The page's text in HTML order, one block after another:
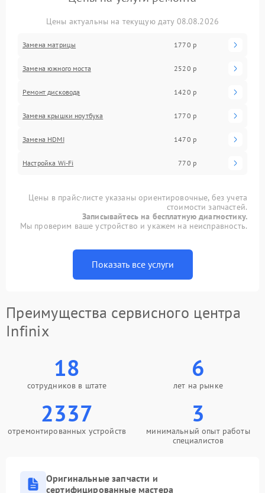
Цены актуальны на текущую дату 08.08.2026
Замена матрицы 1770 р
Замена южного моста 2520 р
Ремонт дисковода 1420 р
Замена крышки ноутбука 1770 р
Замена HDMI 1470 р
Настройка Wi-Fi 770 р
Цены в прайс-листе указаны ориентировочные, без учета
стоимости запчастей.
Записывайтесь на бесплатную диагностику.
Мы проверим ваше устройство и укажем на неисправность.
Показать все услуги
Преимущества сервисного центра
Infinix
18
сотрудников в штате
6
лет на рынке
2337
отремонтированных устройств
3
минимальный опыт работы
специалистов
Оригинальные запчасти и
сертифицированные мастера